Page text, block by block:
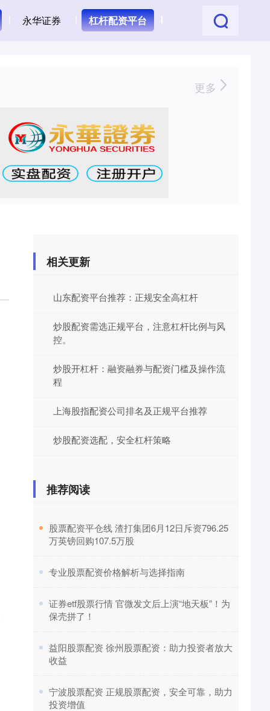
永华证券 杠杆配资平台
更多
相关更新
山东配资平台推荐：正规安全高杠杆
炒股配资需选正规平台，注意杠杆比例与风
控。
炒股开杠杆：融资融券与配资门槛及操作流
程
上海股指配资公司排名及正规平台推荐
炒股配资选配，安全杠杆策略
推荐阅读
​股票配资平仓线 渣打集团6月12日斥资796.25
万英镑回购107.5万股
​专业股票配资价格解析与选择指南
​证券etf股票行情 官微发文后上演“地天板”！为
保壳拼了！
​益阳股票配资 徐州股票配资：助力投资者放大
收益
​宁波股票配资 正规股票配资，安全可靠，助力
投资增值